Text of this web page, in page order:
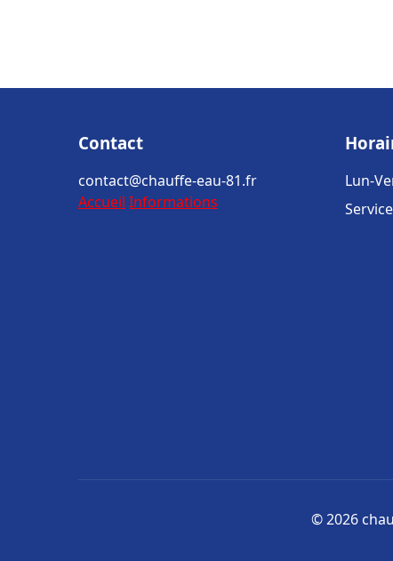
Contact
contact@chauffe-eau-81.fr
Accueil Informations
Lun-
© 2026